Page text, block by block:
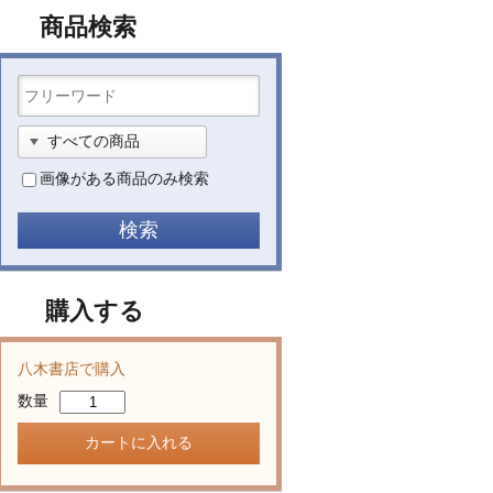
商品検索
画像がある商品のみ検索
購入する
八木書店で購入
数量